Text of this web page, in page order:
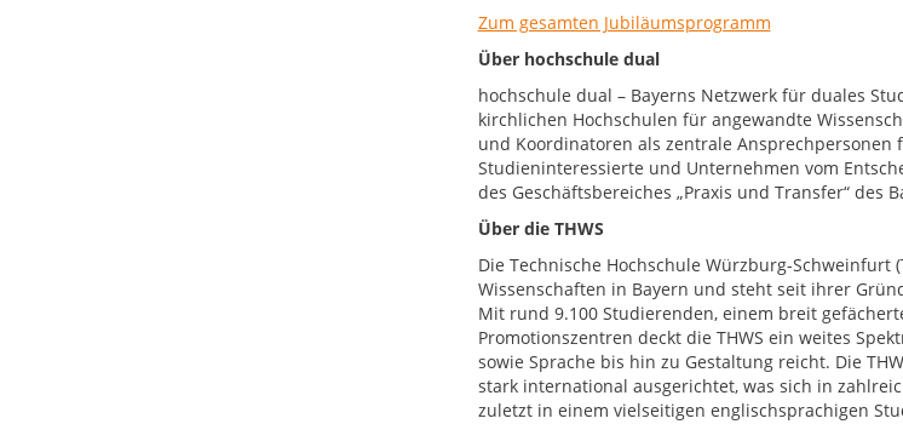
Zum gesamten Jubiläumsprogramm
Über hochschule dual
hochschule dual – Bayerns Netzwerk für duales
kirchlichen Hochschulen für angewandte
und Koordinatoren als zentrale
Studieninteressierte und Unternehmen vom
des Geschäftsbereiches „Praxis und Transfer“ des
Über die THWS
Die Technische Hochschule Würzburg-
Wissenschaften in Bayern und steht seit ihrer
Mit rund 9.100 Studierenden, einem breit
Promotionszentren deckt die THWS ein weites
sowie Sprache bis hin zu Gestaltung reicht. Die
stark international ausgerichtet, was sich in
zuletzt in einem vielseitigen englischsprachigen